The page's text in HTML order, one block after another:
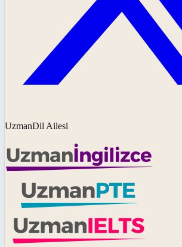
UzmanDil Ailesi